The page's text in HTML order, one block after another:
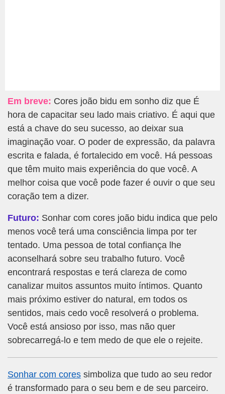
Em breve: Cores joão bidu em sonho diz que É
hora de capacitar seu lado mais criativo. É aqui que
está a chave do seu sucesso, ao deixar sua
imaginação voar. O poder de expressão, da palavra
escrita e falada, é fortalecido em você. Há pessoas
que têm muito mais experiência do que você. A
melhor coisa que você pode fazer é ouvir o que seu
coração tem a dizer.
Futuro: Sonhar com cores joão bidu indica que pelo
menos você terá uma consciência limpa por ter
tentado. Uma pessoa de total confiança lhe
aconselhará sobre seu trabalho futuro. Você
encontrará respostas e terá clareza de como
canalizar muitos assuntos muito íntimos. Quanto
mais próximo estiver do natural, em todos os
sentidos, mais cedo você resolverá o problema.
Você está ansioso por isso, mas não quer
sobrecarregá-lo e tem medo de que ele o rejeite.
Sonhar com cores simboliza que tudo ao seu redor
é transformado para o seu bem e de seu parceiro.